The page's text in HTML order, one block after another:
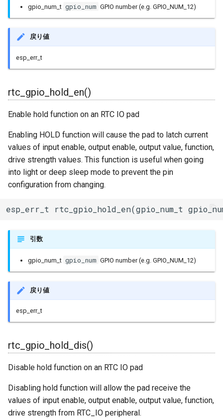
WiFiUDP
cbuf
esptool::ELFFile
esptool::ESP32ROM
esptool::ESP32StubLoader
esptool::ESP8266ROM
esptool::ESPBOOTLOADER
gpio_num_t gpio_num GPIO number (e.g. GPIO_NUM_12)
戻り値
esp_err_t
rtc_gpio_hold_en()
Enable hold function on an RTC IO pad
Enabling HOLD function will cause the pad to latch current
values of input enable, output enable, output value, function,
drive strength values. This function is useful when going
into light or deep sleep mode to prevent the pin
configuration from changing.
esp_err_t rtc_gpio_hold_en(gpio_num_t
引数
gpio_num_t gpio_num GPIO number (e.g. GPIO_NUM_12)
戻り値
esp_err_t
rtc_gpio_hold_dis()
Disable hold function on an RTC IO pad
Disabling hold function will allow the pad receive the
values of input enable, output enable, output value, function,
drive strength from RTC_IO peripheral.